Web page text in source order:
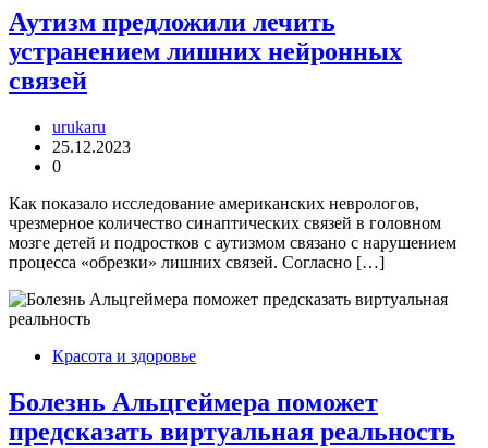
Аутизм предложили лечить
устранением лишних нейронных
связей
urukaru
25.12.2023
0
Как показало исследование американских неврологов,
чрезмерное количество синаптических связей в головном
мозге детей и подростков с аутизмом связано с нарушением
процесса «обрезки» лишних связей. Согласно […]
Красота и здоровье
Болезнь Альцгеймера поможет
предсказать виртуальная реальность